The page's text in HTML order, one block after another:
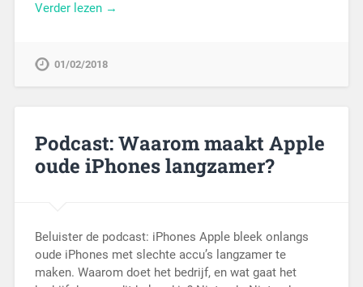
Verder lezen →
01/02/2018
Podcast: Waarom maakt Apple
oude iPhones langzamer?
Beluister de podcast: iPhones Apple bleek onlangs
oude iPhones met slechte accu’s langzamer te
maken. Waarom doet het bedrijf, en wat gaat het